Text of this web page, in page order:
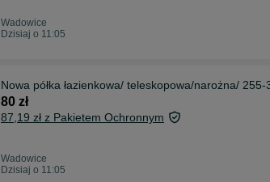
Wadowice
Dzisiaj o 11:05
Nowa półka łazienkowa/ teleskopowa/narożna/
80 zł
87,19 zł z Pakietem Ochronnym
Wadowice
Dzisiaj o 11:05